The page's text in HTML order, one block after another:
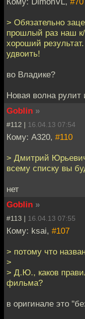
> Обязательно
прошлый раз наш
хороший
удвоить!
во Владике?
Новая волна рулит
Goblin »
#112 | 16.04.13 07:54
Кому: A320, #110
> Дмитрий
всему списку вы
нет
Goblin »
#113 | 16.04.13 07:55
Кому: ksai, #107
> потому что
>
> Д.Ю., каков
фильма?
в оригинале это